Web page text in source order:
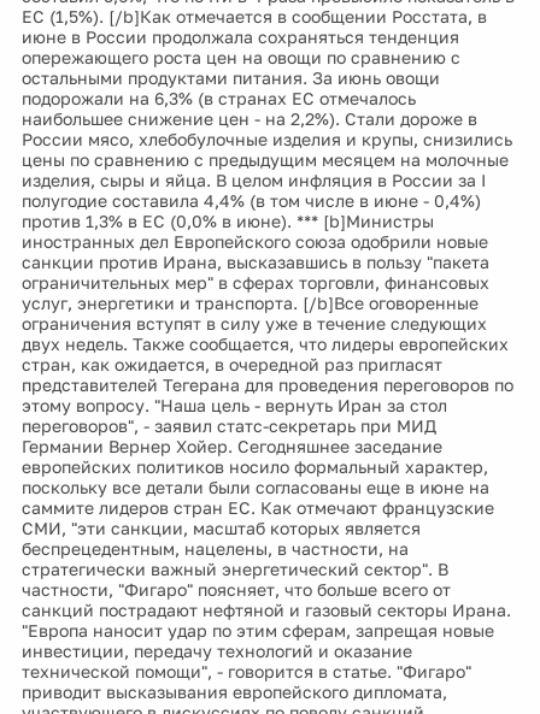
ЕС (1,5%). [/b]Как отмечается в сообщении Росстата, в
июне в России продолжала сохраняться тенденция
опережающего роста цен на овощи по сравнению с
остальными продуктами питания. За июнь овощи
подорожали на 6,3% (в странах ЕС отмечалось
наибольшее снижение цен - на 2,2%). Стали дороже в
России мясо, хлебобулочные изделия и крупы, снизились
цены по сравнению с предыдущим месяцем на молочные
изделия, сыры и яйца. В целом инфляция в России за I
полугодие составила 4,4% (в том числе в июне - 0,4%)
против 1,3% в ЕС (0,0% в июне). *** [b]Министры
иностранных дел Европейского союза одобрили новые
санкции против Ирана, высказавшись в пользу "пакета
ограничительных мер" в сферах торговли, финансовых
услуг, энергетики и транспорта. [/b]Все оговоренные
ограничения вступят в силу уже в течение следующих
двух недель. Также сообщается, что лидеры европейских
стран, как ожидается, в очередной раз пригласят
представителей Тегерана для проведения переговоров по
этому вопросу. "Наша цель - вернуть Иран за стол
переговоров", - заявил статс-секретарь при МИД
Германии Вернер Хойер. Сегодняшнее заседание
европейских политиков носило формальный характер,
поскольку все детали были согласованы еще в июне на
саммите лидеров стран ЕС. Как отмечают французские
СМИ, "эти санкции, масштаб которых является
беспрецедентным, нацелены, в частности, на
стратегически важный энергетический сектор". В
частности, "Фигаро" поясняет, что больше всего от
санкций пострадают нефтяной и газовый секторы Ирана.
"Европа наносит удар по этим сферам, запрещая новые
инвестиции, передачу технологий и оказание
технической помощи", - говорится в статье. "Фигаро"
приводит высказывания европейского дипломата,